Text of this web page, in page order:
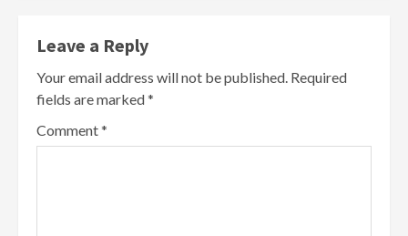
Leave a Reply
Your email address will not be published. Required
fields are marked*
Comment*